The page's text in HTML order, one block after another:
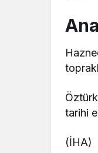
tarihi
(İHA)